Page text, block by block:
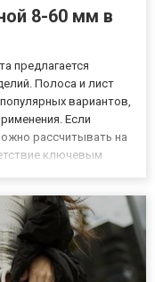
8-60 мм в
предлагается
Полоса и лист
вариантов,
Если
рассчитывать на
ключевым